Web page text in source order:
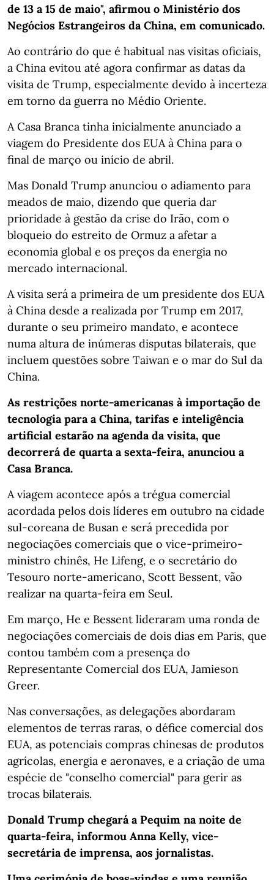
de 13 a 15 de maio", afirmou o Ministério dos
Negócios Estrangeiros da China, em comunicado.
Ao contrário do que é habitual nas visitas oficiais,
a China evitou até agora confirmar as datas da
visita de Trump, especialmente devido à incerteza
em torno da guerra no Médio Oriente.
A Casa Branca tinha inicialmente anunciado a
viagem do Presidente dos EUA à China para o
final de março ou início de abril.
Mas Donald Trump anunciou o adiamento para
meados de maio, dizendo que queria dar
prioridade à gestão da crise do Irão, com o
bloqueio do estreito de Ormuz a afetar a
economia global e os preços da energia no
mercado internacional.
A visita será a primeira de um presidente dos EUA
à China desde a realizada por Trump em 2017,
durante o seu primeiro mandato, e acontece
numa altura de inúmeras disputas bilaterais, que
incluem questões sobre Taiwan e o mar do Sul da
China.
As restrições norte-americanas à importação de
tecnologia para a China, tarifas e inteligência
artificial estarão na agenda da visita, que
decorrerá de quarta a sexta-feira, anunciou a
Casa Branca.
A viagem acontece após a trégua comercial
acordada pelos dois líderes em outubro na cidade
sul-coreana de Busan e será precedida por
negociações comerciais que o vice-primeiro-
ministro chinês, He Lifeng, e o secretário do
Tesouro norte-americano, Scott Bessent, vão
realizar na quarta-feira em Seul.
Em março, He e Bessent lideraram uma ronda de
negociações comerciais de dois dias em Paris, que
contou também com a presença do
Representante Comercial dos EUA, Jamieson
Greer.
Nas conversações, as delegações abordaram
elementos de terras raras, o défice comercial dos
EUA, as potenciais compras chinesas de produtos
agrícolas, energia e aeronaves, e a criação de uma
espécie de "conselho comercial" para gerir as
trocas bilaterais.
Donald Trump chegará a Pequim na noite de
quarta-feira, informou Anna Kelly, vice-
secretária de imprensa, aos jornalistas.